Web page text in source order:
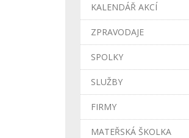
KALENDÁŘ AKCÍ
ZPRAVODAJE
SPOLKY
SLUŽBY
FIRMY
MATEŘSKÁ ŠKOLKA